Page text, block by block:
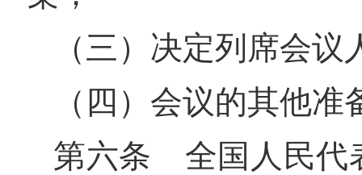
（三）决定列席会议
（四）会议的其他准
第六条 全国人民代